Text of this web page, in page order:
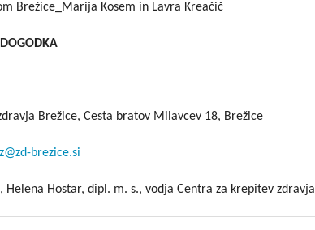
Brežice_Marija Kosem in Lavra Kreačič
Brežice, Cesta bratov Milavcev 18, Brežice
brezice.si
Helena Hostar, dipl. m. s., vodja Centra za krepitev zdravja